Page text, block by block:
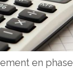
en phase